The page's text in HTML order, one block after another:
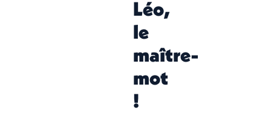
Léo,
le
maître-
mot
!